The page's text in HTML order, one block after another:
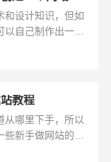
和设计知识，但如
自己制作出一个
教程
从哪里下手，所以
新手做网站的教